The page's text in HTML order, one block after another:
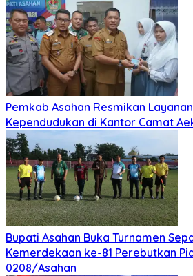
Pemkab Asahan Resmikan
Kependudukan di Kantor Camat
Bupati Asahan Buka Turnamen
Kemerdekaan ke-81 Perebutkan
0208/Asahan